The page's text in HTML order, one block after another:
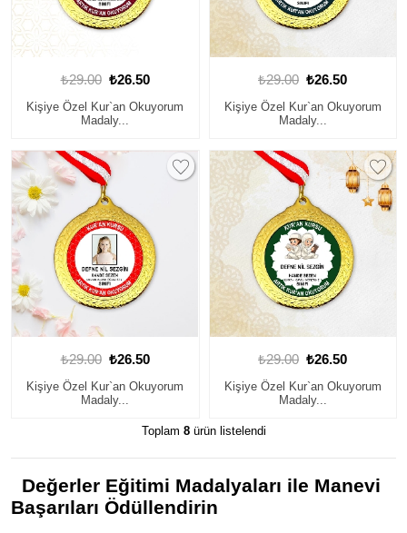
₺29.00 ₺26.50
Kişiye Özel Kur`an Okuyorum
Madaly...
₺29.00 ₺26.50
Kişiye Özel Kur`an Okuyorum
Madaly...
₺29.00 ₺26.50
Kişiye Özel Kur`an Okuyorum
Madaly...
₺29.00 ₺26.50
Kişiye Özel Kur`an Okuyorum
Madaly...
Toplam 8ürün listelendi
Değerler Eğitimi Madalyaları ile Manevi
Başarıları Ödüllendirin